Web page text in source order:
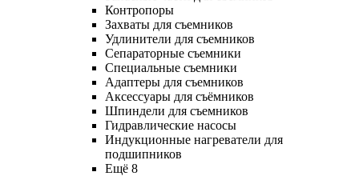
Контропоры
Захваты для съемников
Удлинители для съемников
Сепараторные съемники
Специальные съемники
Адаптеры для съемников
Аксессуары для съёмников
Шпиндели для съемников
Гидравлические насосы
Индукционные нагреватели для
подшипников
Ещё 8